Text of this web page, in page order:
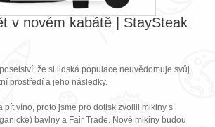
v novém kabátě | StaySteak
že si lidská populace neuvědomuje svůj
prostředí a jeho následky.
pít víno, proto jsme pro dotisk zvolili mikiny s
bavlny a Fair Trade. Nové mikiny budou